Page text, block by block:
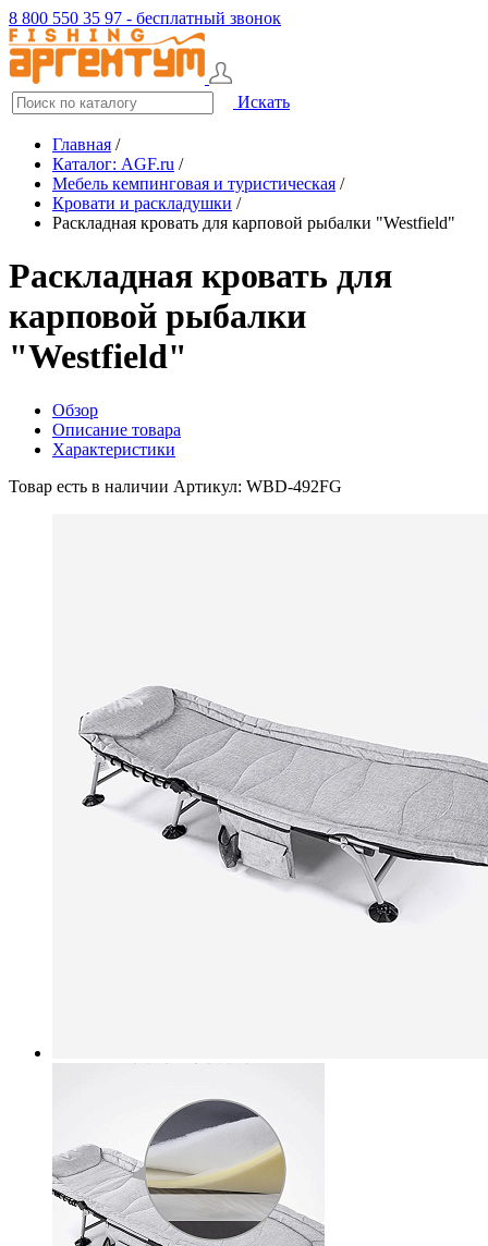
8 800 550 35 97 - бесплатный звонок
Искать
Главная /
Каталог: AGF.ru /
Мебель кемпинговая и туристическая /
Кровати и раскладушки /
Раскладная кровать для карповой рыбалки "Westfield"
Раскладная кровать для
карповой рыбалки
"Westfield"
Обзор
Описание товара
Характеристики
Товар есть в наличии Артикул: WBD-492FG